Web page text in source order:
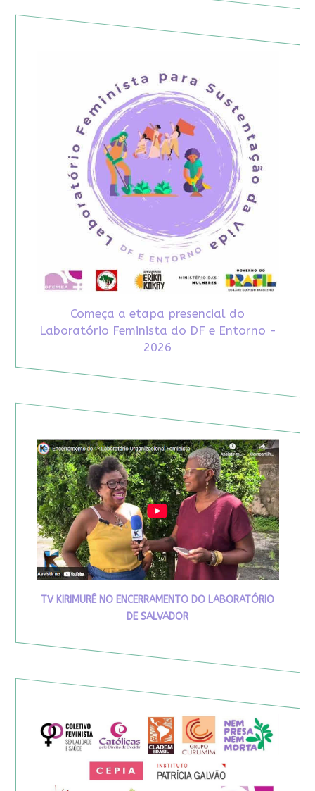
Começa a etapa presencial do
Laboratório Feminista do DF e Entorno -
2026
TV KIRIMURÊ NO ENCERRAMENTO DO LABORATÓRIO
DE SALVADOR